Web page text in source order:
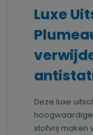
Luxe
Deze luxe
stofvrij maken